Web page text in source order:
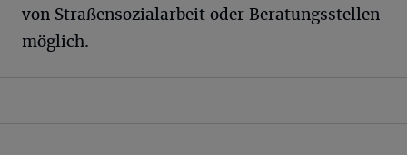
von Straßensozialarbeit oder Beratungsstellen
möglich.